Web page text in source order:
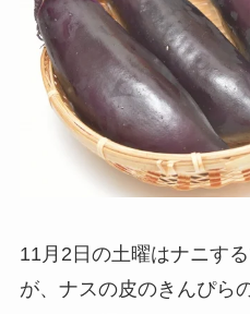
11月2日の土曜はナニす
が、ナスの皮のきんぴら